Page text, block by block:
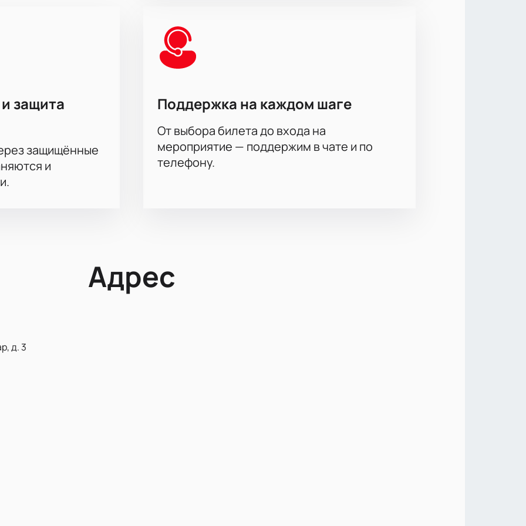
специальные предложения для групповых посещений крупных событий.
оформить покупку по звонку — наш сотрудник поможет сделать заказ быстро.
от выбранного сектора; подробности о том, сколько стоит билет доступны при выборе
играм обновляются регулярно — не упустите шанс стать частью главного хоккейного
защита
защищённые
и
Поддержка на каждом шаге
От выбора билета до входа на
мероприятие — поддержим в чате и по
телефону.
Адрес
д. 3